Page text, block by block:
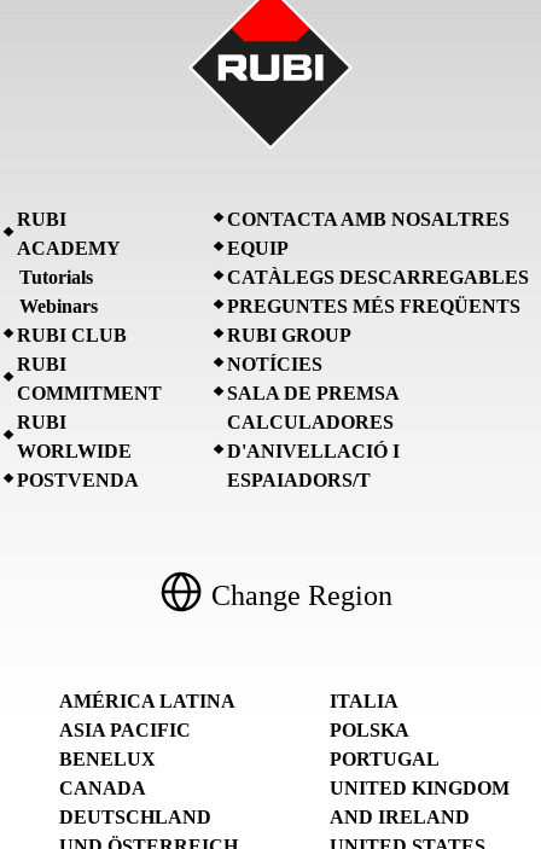
RUBI
ACADEMY
Tutorials
Webinars
RUBI CLUB
RUBI
COMMITMENT
RUBI
WORLWIDE
POSTVENDA
CONTACTA AMB NOSALTRES
EQUIP
CATÀLEGS DESCARREGABLES
PREGUNTES MÉS FREQÜENTS
RUBI GROUP
NOTÍCIES
SALA DE PREMSA
CALCULADORES
D'ANIVELLACIÓ I
ESPAIADORS/T
Change Region
AMÉRICA LATINA
ASIA PACIFIC
BENELUX
CANADA
DEUTSCHLAND
ITALIA
POLSKA
PORTUGAL
UNITED KINGDOM
AND IRELAND